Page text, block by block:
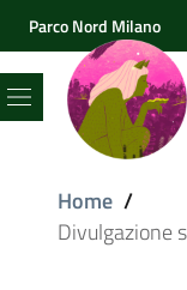
Parco Nord Milano
Menu
Home /
Divulgazione